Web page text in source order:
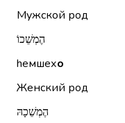
Мужской род
הֶמְשֵׁכוֹ
hемшехо
Женский род
הֶמְשֵׁכָהּ